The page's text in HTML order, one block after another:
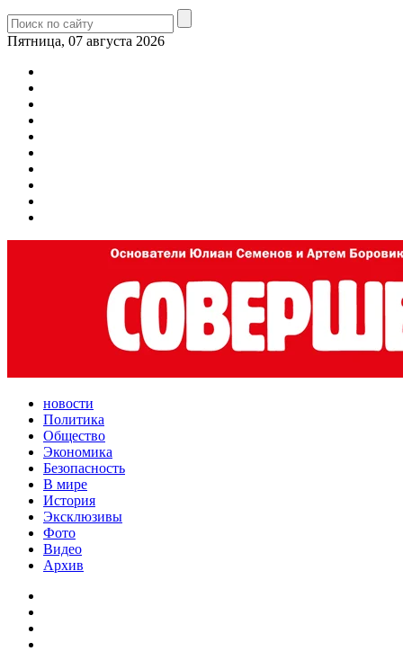
Пятница, 07 августа 2026
новости
Политика
Общество
Экономика
Безопасность
В мире
История
Эксклюзивы
Фото
Видео
Архив